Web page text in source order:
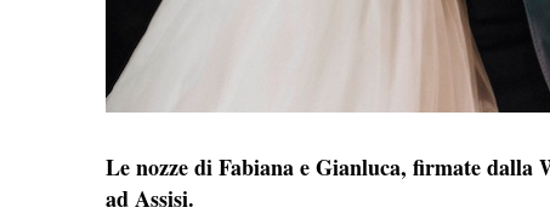
Le nozze di Fabiana e Gianluca, firmate dalla
ad Assisi.